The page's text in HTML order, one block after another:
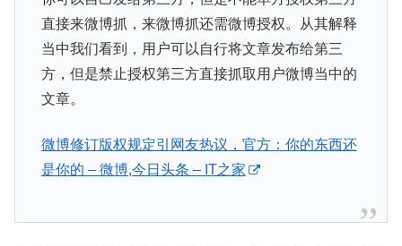
直接来微博抓，来微博抓还需微博授权。从其解释
当中我们看到，用户可以自行将文章发布给第三
方，但是禁止授权第三方直接抓取用户微博当中的
文章。
微博修订版权规定引网友热议，官方：你的东西还
是你的 – 微博,今日头条 – IT之家